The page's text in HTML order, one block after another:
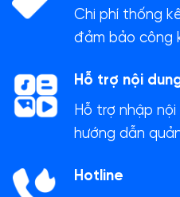
Chi phí thống
đảm bảo công
Hỗ trợ nội
Hỗ trợ nhập nội
hướng dẫn
Hotline